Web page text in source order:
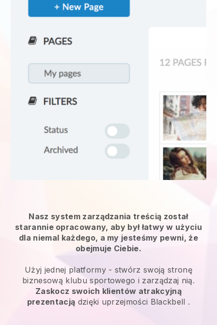
Nasz system zarządzania treścią został
starannie opracowany, aby był łatwy w użyciu
dla niemal każdego, a my jesteśmy pewni, że
obejmuje Ciebie.
Użyj jednej platformy - stwórz swoją stronę
biznesową klubu sportowego i zarządzaj nią.
Zaskocz swoich klientów atrakcyjną
prezentacją dzięki uprzejmości Blackbell .